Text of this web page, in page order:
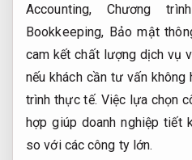
Accounting, Chương
Bookkeeping, Bảo mật
cam kết chất lượng dịch vụ
nếu khách cần tư vấn không
trình thực tế. Việc lựa chọn
hợp giúp doanh nghiệp tiết
so với các công ty lớn.